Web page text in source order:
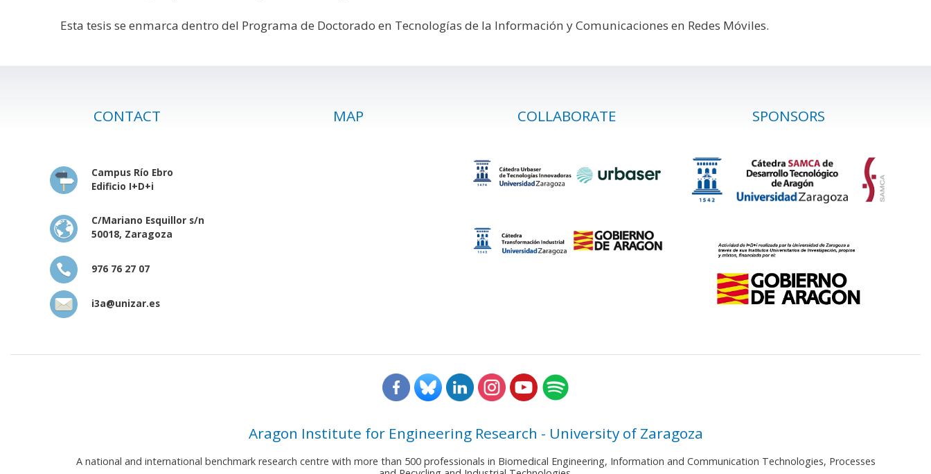
Esta tesis se enmarca dentro del Programa de Doctorado en Tecnologías de la Información y Comunicaciones en Redes Móviles.
CONTACT
Campus Río Ebro
Edificio I+D+i
C/Mariano Esquillor s/n
50018, Zaragoza
976 76 27 07
i3a@unizar.es
MAP COLLABORATE SPONSORS
Aragon Institute for Engineering Research - University of Zaragoza
A national and international benchmark research centre with more than 500 professionals in Biomedical Engineering, Information and Communication Technologies, Processes